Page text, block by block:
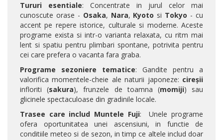
Tururi esentiale: Concentrate in jurul celor mai
cunoscute orase - Osaka, Nara, Kyoto si Tokyo - cu
accent pe repere istorice, culturale si moderne. Aceste
programe exista si intr-o varianta relaxata, cu ritm mai
lent si spatiu pentru plimbari spontane, potrivita pentru
cei care prefera o vacanta fara graba.
Programe sezoniere tematice: Gandite pentru a
valorifica momentele-cheie ale naturii japoneze: cireșii
infloriti (sakura), frunzele de toamna (momiji) sau
glicinele spectaculoase din gradinile locale.
Trasee care includ Muntele Fuji: Unele programe
ofera oportunitatea unei ascensiuni, in functie de
conditiile meteo si de sezon, in timp ce altele includ doar